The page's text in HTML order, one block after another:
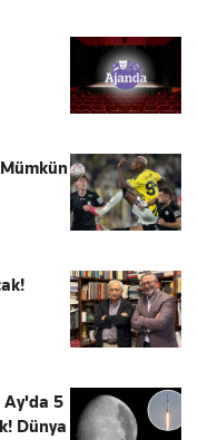
Ay'da 5
Dünya